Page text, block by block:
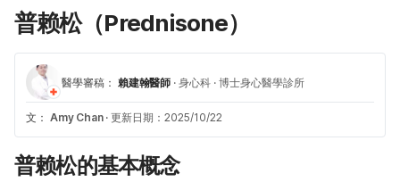
普赖松（Prednisone）
醫學審稿： 賴建翰醫師 · 身心科 · 博士身心醫學診所
文： Amy Chan · 更新日期：2025/10/22
普赖松的基本概念